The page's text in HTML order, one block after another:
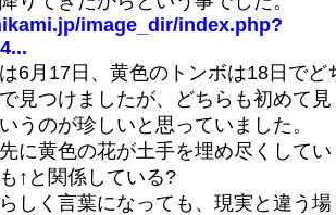
image_dir/index.php?
6月17日、黄色のトンボは18日でど
見つけましたが、どちらも初めて見
うのが珍しいと思っていました。
に黄色の花が土手を埋め尽くしてい
↑と関係している?
しく言葉になっても、現実と違う場